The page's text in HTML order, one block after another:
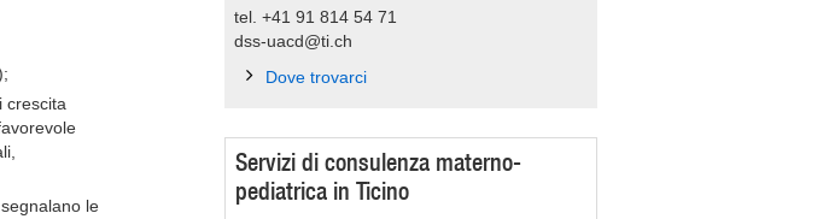
crescita
le
tel. +41 91 814 54 71
dss-uacd@ti.ch
Dove trovarci
Servizi di consulenza materno-
pediatrica in Ticino